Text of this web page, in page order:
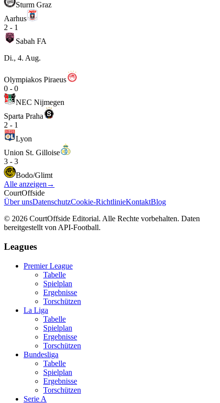
Sturm Graz
Aarhus
2 - 1
Sabah FA
Di., 4. Aug.
Olympiakos Piraeus
0 - 0
NEC Nijmegen
Sparta Praha
2 - 1
Lyon
Union St. Gilloise
3 - 3
Bodo/Glimt
Alle anzeigen →
CourtOffside
Über unsDatenschutzCookie-RichtlinieKontaktBlog
© 2026 CourtOffside Editorial. Alle Rechte vorbehalten. Daten
bereitgestellt von API-Football.
Leagues
Premier League
Tabelle
Spielplan
Ergebnisse
Torschützen
La Liga
Tabelle
Spielplan
Ergebnisse
Torschützen
Bundesliga
Tabelle
Spielplan
Ergebnisse
Torschützen
Serie A